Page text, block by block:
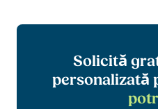
Solicită
personalizată